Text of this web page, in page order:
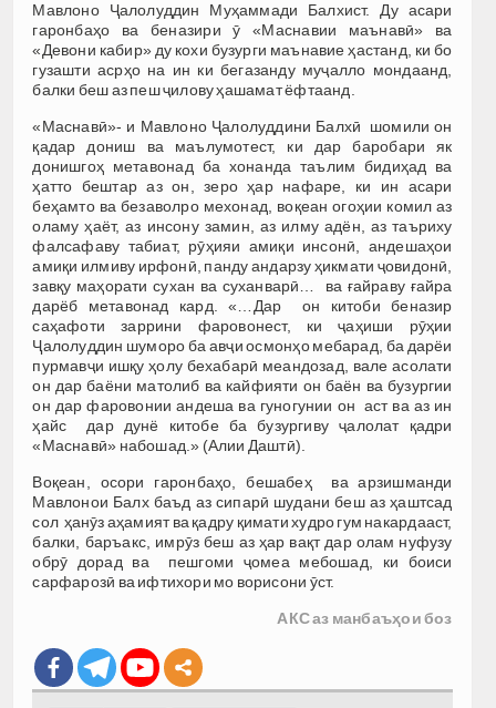
Мавлоно Ҷалолуддин Муҳаммади Балхист. Ду асари
гаронбаҳо ва беназири ӯ «Маснавии маънавӣ» ва
«Девони кабир» ду кохи бузурги маънавие ҳастанд, ки бо
гузашти асрҳо на ин ки бегазанду муҷалло мондаанд,
балки беш аз пеш ҷилову ҳашамат ёфтаанд.
«Маснавӣ»- и Мавлоно Ҷалолуддини Балхӣ шомили он
қадар дониш ва маълумотест, ки дар баробари як
донишгоҳ метавонад ба хонанда таълим бидиҳад ва
ҳатто бештар аз он, зеро ҳар нафаре, ки ин асари
беҳамто ва безаволро мехонад, воқеан огоҳии комил аз
оламу ҳаёт, аз инсону замин, аз илму адён, аз таъриху
фалсафаву табиат, рӯҳияи амиқи инсонӣ, андешаҳои
амиқи илмиву ирфонӣ, панду андарзу ҳикмати ҷовидонӣ,
завқу маҳорати сухан ва суханварӣ… ва ғайраву ғайра
дарёб метавонад кард. «…Дар он китоби беназир
саҳафоти заррини фаровонест, ки ҷаҳиши рӯҳии
Ҷалолуддин шуморо ба авҷи осмонҳо мебарад, ба дарёи
пурмавҷи ишқу ҳолу бехабарӣ меандозад, вале асолати
он дар баёни матолиб ва кайфияти он баён ва бузургии
он дар фаровонии андеша ва гуногунии он аст ва аз ин
ҳайс дар дунё китобе ба бузургиву ҷалолат қадри
«Маснавӣ» набошад.» (Алии Даштӣ).
Воқеан, осори гаронбаҳо, бешабеҳ ва арзишманди
Мавлонои Балх баъд аз сипарӣ шудани беш аз ҳаштсад
сол ҳанӯз аҳамият ва қадру қимати худро гум накардааст,
балки, баръакс, имрӯз беш аз ҳар вақт дар олам нуфузу
обрӯ дорад ва пешгоми ҷомеа мебошад, ки боиси
сарфарозӣ ва ифтихори мо ворисони ӯст.
АКС аз манбаъҳои боз